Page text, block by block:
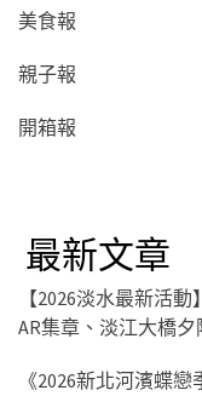
美食報
親子報
開箱報
最新文章
【2026淡水最新活
AR集章、淡江大橋夕
《2026新北河濱蝶